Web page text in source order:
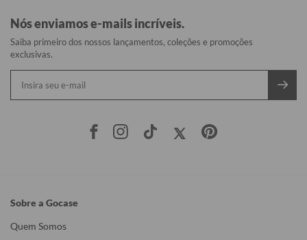
Nós enviamos e-mails incríveis.
Saiba primeiro dos nossos lançamentos, coleções e promoções
exclusivas.
Sobre a Gocase
Quem Somos